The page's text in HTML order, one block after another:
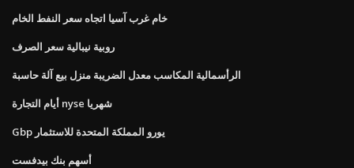
خام غرب آسيا اتجاه سعر النفط الخام
روبية نيبالية سعر الصرف
الرأسمالية المكاسب معدل الضريبة منزل بيع آلة حاسبة
أيام التجارة nyse شهريا
Gbp يورو المملكة المتحدة للاستثمار
أسهم بنك بيدفست